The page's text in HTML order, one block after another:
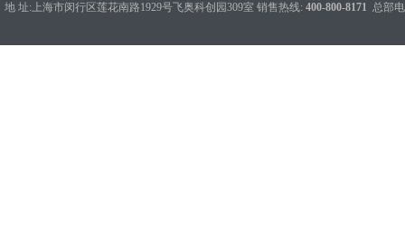
地 址:上海市闵行区莲花南路1929号飞奥科创园309室 销售热线: 400-800-8171 总部